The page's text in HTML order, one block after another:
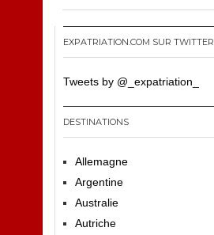
EXPATRIATION.COM SUR TWITTER
Tweets by @_expatriation_
DESTINATIONS
Allemagne
Argentine
Australie
Autriche